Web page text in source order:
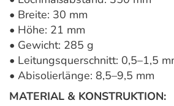
• Breite: 30 mm
• Höhe: 21 mm
• Gewicht: 285 g
• Leitungsquerschnitt: 0,5–1,5
• Abisolierlänge: 8,5–9,5 mm
MATERIAL & KONSTRUKTION: